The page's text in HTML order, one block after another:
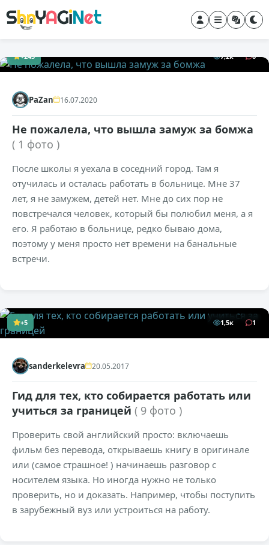
+245 7,2к 0
PaZan 16.07.2020
Не пожалела, что вышла замуж за бомжа
( 1 фото )
После школы я уехала в соседний город. Там я
отучилась и осталась работать в больнице. Мне 37
лет, я не замужем, детей нет. Мне до сих пор не
повстречался человек, который бы полюбил меня, а я
его. Я работаю в больнице, редко бываю дома,
поэтому у меня просто нет времени на банальные
встречи.
+5 1,5к 1
sanderkelevra 20.05.2017
Гид для тех, кто собирается работать или
учиться за границей ( 9 фото )
Проверить свой английский просто: включаешь
фильм без перевода, открываешь книгу в оригинале
или (самое страшное! ) начинаешь разговор с
носителем языка. Но иногда нужно не только
проверить, но и доказать. Например, чтобы поступить
в зарубежный вуз или устроиться на работу.